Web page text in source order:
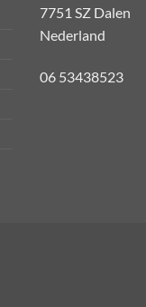
7751 SZ Dalen
Nederland
06 53438523